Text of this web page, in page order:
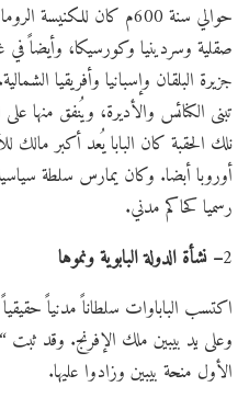
حوالي سنة 600م كان
صقلية وسردينيا وكورسيكا، وأيضاً في
جزيرة البلقان وإسبانيا وأفريقيا
تبنى الكنائس والأديرة، ويُنفق منها
نلك الحقبة كان البابا يُعد أكبر
أوروبا أبضا. وكان يمارس سلطة
رسميا كحاكم مدني.
2– نشأة الدولة البابوية ونموها
اكتسب الباباوات سلطاناً مدنياً
وعلى يد بيبين ملك الإفرنج. وقد
الأول منحة بيبين وزادوا عليها.